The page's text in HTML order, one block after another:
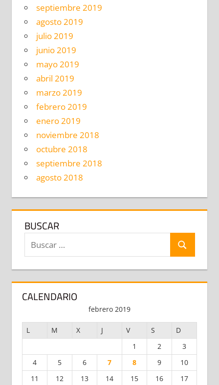
septiembre 2019
agosto 2019
julio 2019
junio 2019
mayo 2019
abril 2019
marzo 2019
febrero 2019
enero 2019
noviembre 2018
octubre 2018
septiembre 2018
agosto 2018
BUSCAR
Buscar:
BUSCAR
CALENDARIO
febrero 2019
L M X J V S
D
1
2
3
4
5 6 7 8 9
10
11
12 13 14 15 16
17